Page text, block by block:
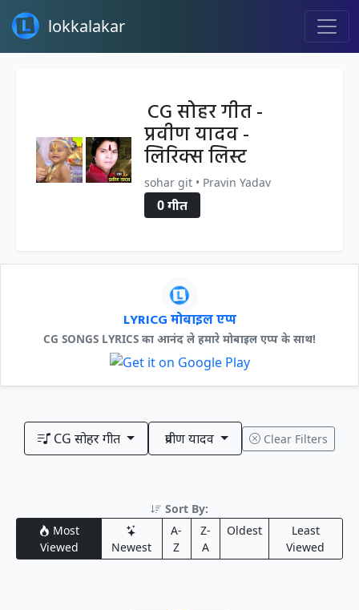
lokkalakar
CG सोहर गीत -
प्रवीण यादव -
लिरिक्स लिस्ट
sohar git • Pravin Yadav
0 गीत
LYRICG मोबाइल एप्प
CG SONGS LYRICS का आनंद ले हमारे मोबाइल एप्प के साथ!
CG सोहर गीत प्रवीण यादव Clear Filters
Sort By:
Most
Viewed
Newest
A-
Z
Z-
A
Oldest
Least
Viewed